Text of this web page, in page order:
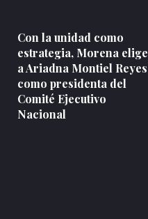
Con la unidad como
estrategia, Morena elige
a Ariadna Montiel Reyes
como presidenta del
Comité Ejecutivo
Nacional